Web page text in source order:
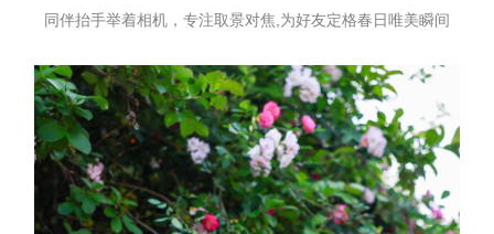
同伴抬手举着相机，专注取景对焦,为好友定格春日唯美瞬间